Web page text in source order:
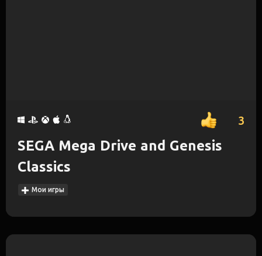
3
SEGA Mega Drive and Genesis
Classics
Мои игры